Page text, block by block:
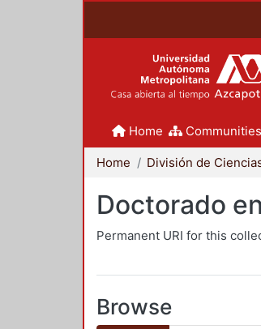
Home
Home
Doctorado
Permanent URI for this
Browse